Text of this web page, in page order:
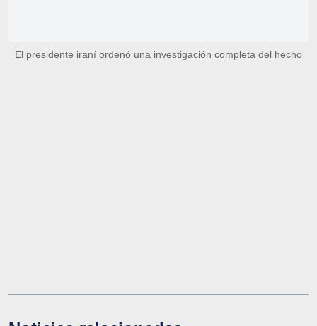
El presidente iraní ordenó una investigación completa del hecho